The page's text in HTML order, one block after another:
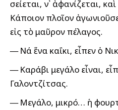
σείεται, ν᾽ ἀφανίζεται,
Κάποιον πλοῖον
εἰς τὸ μαῦρον πέλαγος.
― Νά ἕνα καΐκι, εἶπεν ὁ
― Καράβι μεγάλο εἶναι,
Γαλοντζίτσας.
― Μεγάλο, μικρό… ἡ